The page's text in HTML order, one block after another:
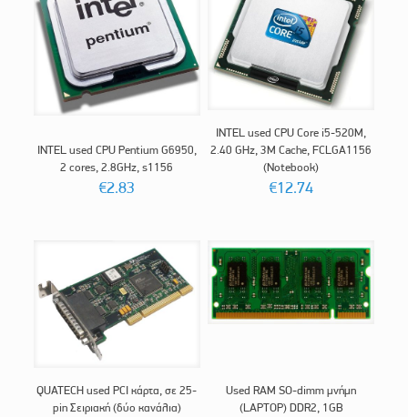
INTEL used CPU Pentium G6950,
2 cores, 2.8GHz, s1156
€2.83
INTEL used CPU Core i5-520M,
2.40 GHz, 3M Cache, FCLGA1156
(Notebook)
€12.74
QUATECH used PCI κάρτα, σε 25-
pin Σειριακή (δύο κανάλια)
Used RAM SO-dimm μνήμη
(LAPTOP) DDR2, 1GB